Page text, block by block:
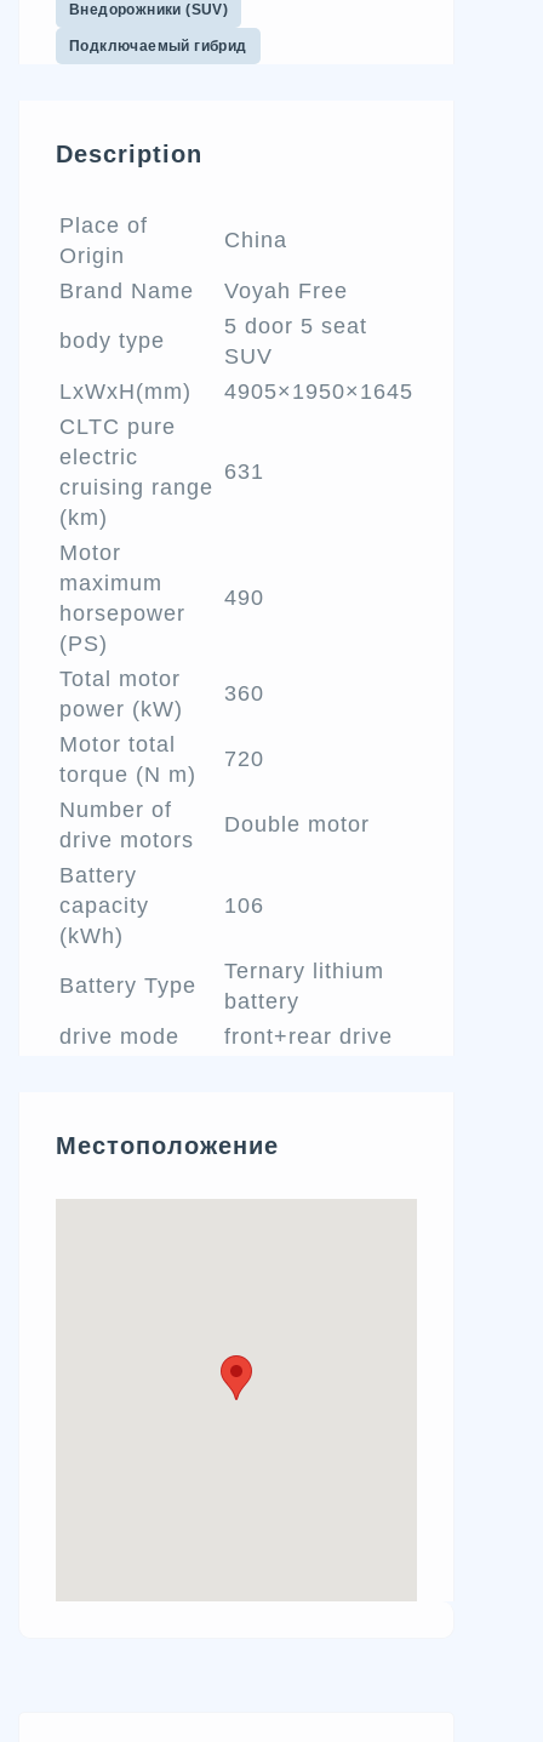
Внедорожники (SUV)
Подключаемый гибрид
Description
Place of
Origin
China
Brand Name Voyah Free
body type
5 door 5 seat
SUV
LxWxH(mm)
4905×1950×1645
CLTC pure
electric
cruising range
(km)
631
Motor
maximum
horsepower
(PS)
490
Total motor
power (kW)
360
Motor total
torque (N m)
720
Number of
drive motors
Double motor
Battery
capacity
(kWh)
106
Battery Type
Ternary lithium
battery
drive mode
front+rear drive
Местоположение